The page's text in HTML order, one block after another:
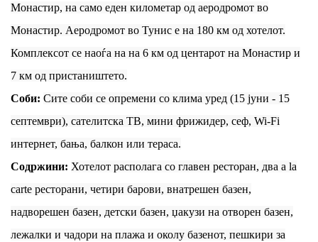
Монастир, на само еден километар од аеродромот во
Монастир. Аеродромот во Тунис е на 180 км од хотелот.
Комплексот се наоѓа на на 6 км од центарот на Монастир и
7 км од пристаништето.
Соби: Сите соби се опремени со клима уред (15 јуни - 15
септември), сателитска ТВ, мини фрижидер, сеф, Wi-Fi
интернет, бања, балкон или тераса.
Содржини: Хотелот располага со главен ресторан, два a la
carte ресторани, четири барови, внатрешен базен,
надворешен базен, детски базен, џакузи на отворен базен,
лежалки и чадори на плажа и околу базенот, пешкири за